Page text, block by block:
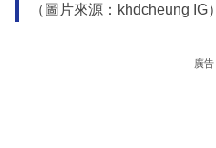
（圖片來源：khdcheung IG）
廣告